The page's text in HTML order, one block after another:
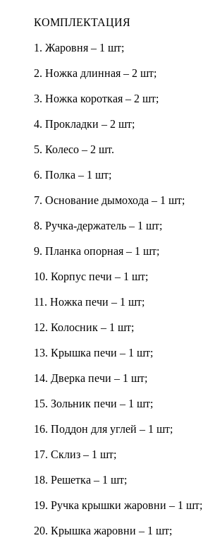
КОМПЛЕКТАЦИЯ
1. Жаровня – 1 шт;
2. Ножка длинная – 2 шт;
3. Ножка короткая – 2 шт;
4. Прокладки – 2 шт;
5. Колесо – 2 шт.
6. Полка – 1 шт;
7. Основание дымохода – 1 шт;
8. Ручка-держатель – 1 шт;
9. Планка опорная – 1 шт;
10. Корпус печи – 1 шт;
11. Ножка печи – 1 шт;
12. Колосник – 1 шт;
13. Крышка печи – 1 шт;
14. Дверка печи – 1 шт;
15. Зольник печи – 1 шт;
16. Поддон для углей – 1 шт;
17. Склиз – 1 шт;
18. Решетка – 1 шт;
19. Ручка крышки жаровни – 1 шт;
20. Крышка жаровни – 1 шт;